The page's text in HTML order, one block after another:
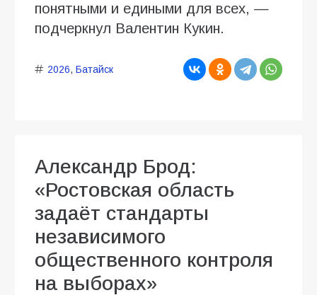
понятными и едиными для всех, —
подчеркнул Валентин Кукин.
2026, Батайск
Александр Брод:
«Ростовская область
задаёт стандарты
независимого
общественного контроля
на выборах»